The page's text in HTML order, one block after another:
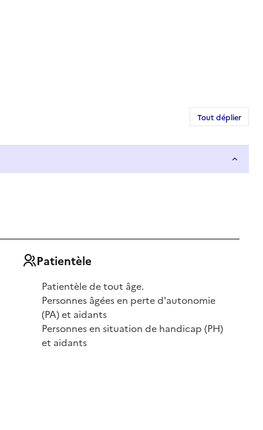
Tout déplier
Patientèle
Patientèle de tout âge.
Personnes âgées en perte d'autonomie
(PA) et aidants
Personnes en situation de handicap (PH)
et aidants